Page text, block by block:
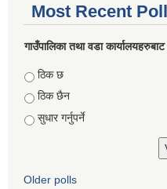
Most Recent
गाउँपालिका तथा वडा
Choices
ठिक छ
ठिक छैन
सुधार गर्नुपर्ने
Older polls